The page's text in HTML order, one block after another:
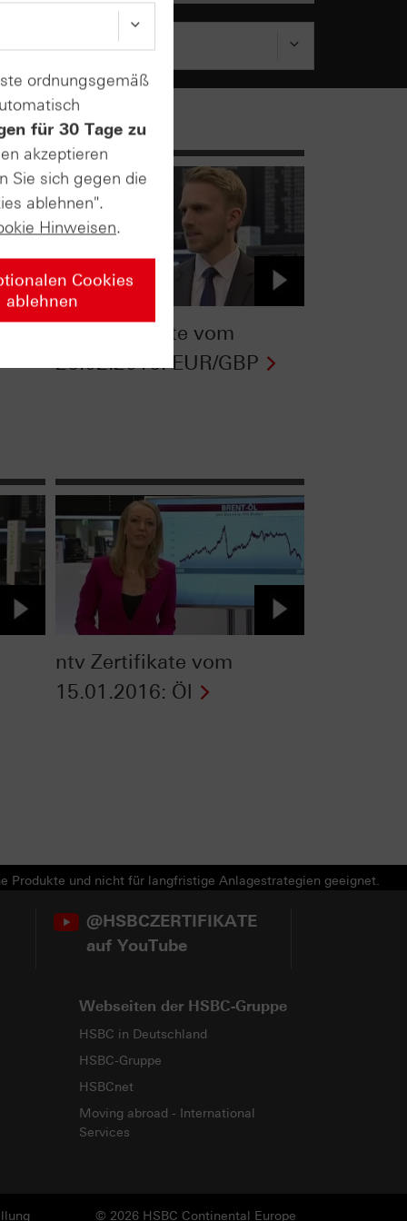
ntv-Zertifikate vom
26.02.2016: EUR/GBP
ntv Zertifikate vom
15.01.2016: Öl
Produkte und nicht für langfristige Anlagestrategien geeignet.
@HSBCZERTIFIKATE
auf YouTube
Webseiten der HSBC-Gruppe
HSBC in Deutschland
HSBC-Gruppe
HSBCnet
Moving abroad - International
Services
© 2026 HSBC Continental Europe
ordnungsgemäß
für 30 Tage zu
akzeptieren
Sie sich gegen die
ablehnen".
Hinweisen.
Cookies
ablehnen